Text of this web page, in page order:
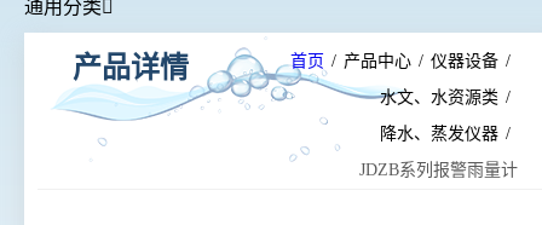
通用分类
产品详情 首页 / 产品中心 / 仪器设备 /
水文、水资源类 /
降水、蒸发仪器 /
JDZB系列报警雨量计